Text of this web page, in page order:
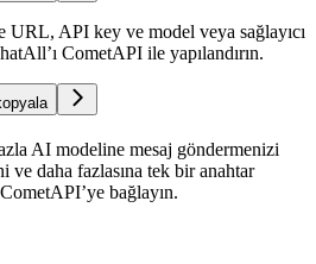
URL, API key ve model veya sağlayıcı
CometAPI ile yapılandırın.
AI modeline mesaj göndermenizi
ve daha fazlasına tek bir anahtar
bağlayın.